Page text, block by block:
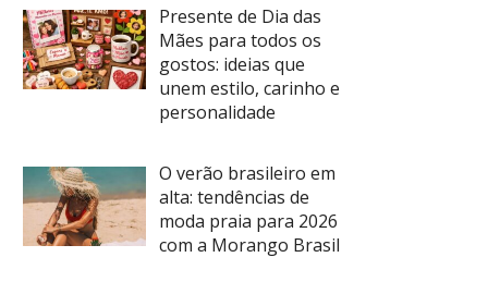
Presente de Dia das
Mães para todos os
gostos: ideias que
unem estilo, carinho e
personalidade
O verão brasileiro em
alta: tendências de
moda praia para 2026
com a Morango Brasil